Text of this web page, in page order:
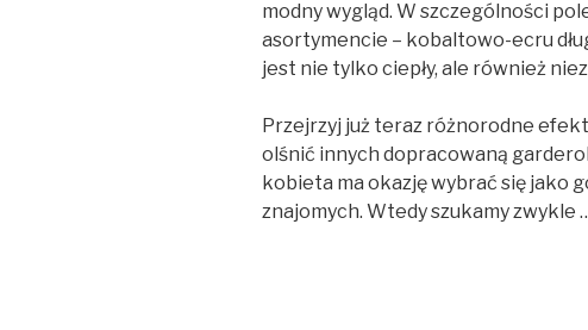
modny wygląd. W szczególności
asortymencie – kobaltowo-ecru
jest nie tylko ciepły, ale również
Przejrzyj już teraz różnorodne
olśnić innych dopracowaną
kobieta ma okazję wybrać się jako
znajomych. Wtedy szukamy zwykle